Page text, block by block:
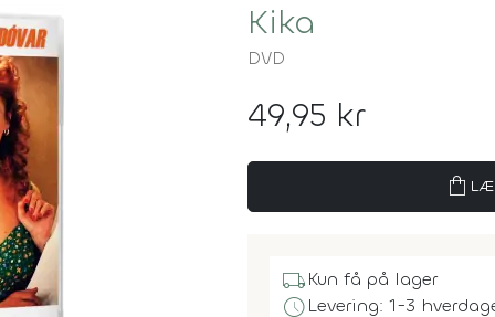
Kika
DVD
49,95 kr
shopping_bag
local_shippingKun få på lager
scheduleLevering: 1-3